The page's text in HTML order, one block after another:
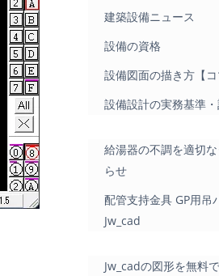
建築設備ニュース
設備の資格
設備図面の描き方【コ
設備設計の実務基準
給湯器の不調を適切
らせ
配管支持金具 GP用吊
Jw_cad
Jw_cadの図形を無料